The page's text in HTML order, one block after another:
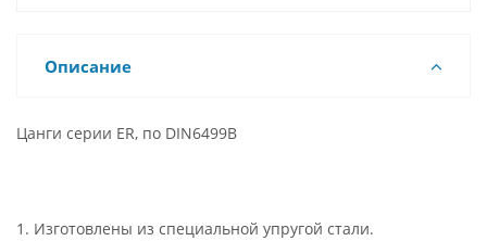
Описание
Цанги серии ER, по DIN6499B
1. Изготовлены из специальной упругой стали.